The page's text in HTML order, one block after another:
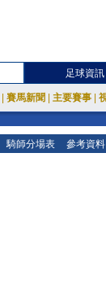
足球資訊
賽馬新聞 主要賽事
騎師分場表 參考資料